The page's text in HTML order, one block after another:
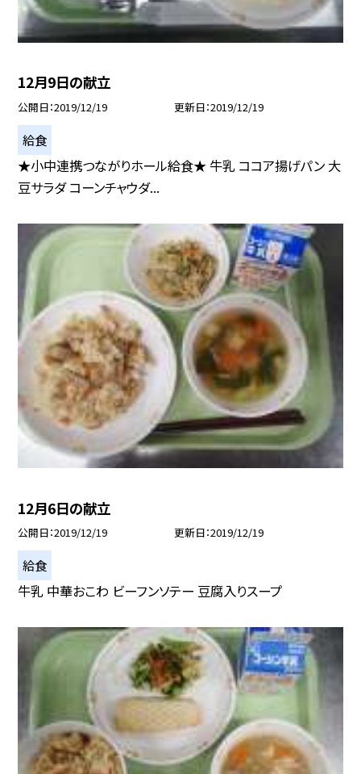
12月9日の献立
公開日 2019/12/19 更新日 2019/12/19
給食
★小中連携つながりホール給食★ 牛乳 ココア揚げパン 大
豆サラダ コーンチャウダ...
12月6日の献立
公開日 2019/12/19 更新日 2019/12/19
給食
牛乳 中華おこわ ビーフンソテー 豆腐入りスープ